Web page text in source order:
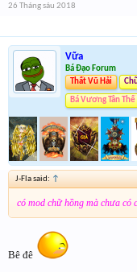
26 Tháng sáu 2018
Vữa
Bá Đạo Forum
Thất Vũ Hải
Bá Vương Tân
J-Fla said: ↑
có mod chữ hồng mà chưa có
Bê đê